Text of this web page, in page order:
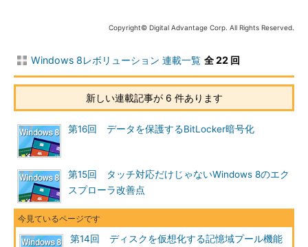
システムに対する初期投資コストを抑えながらも、需要（実際
の変更作業などは不要
耐障害性の
記憶域プールから仮想ディスクを作成する場合、双方向（2ウェ
イ）ミラーリング、3方向（3ウェイ）ミラーリング、パリティ
のいずれかの冗長性／復元機能と組み合わせられる。バックグ
ホット・スペアなどにより、サービスの可用性を維持できる。
ストライピ
ングによる
性能向上
記憶域プールに複数の物理ディスクがある場合、それらのディ
スク全体に分散して記録する。2台だけでなく、3台以上組み合
わせたストライピングも可能で、パフォーマンス向上が期待で
きる
PowerShell
記憶域プールに関する機能はすべてPowerShellから操作できる
Copyright© Digital Advantage Corp. All Rights Reserved.
Windows 8レボリューション 連載一覧 全 22 回
新しい連載記事が 6 件あります
第16回 データを保護するBitLocker暗号化
第15回 タッチ対応だけじゃないWindows 8のエク
スプローラ改善点
第14回 ディスクを仮想化する記憶域プール機能